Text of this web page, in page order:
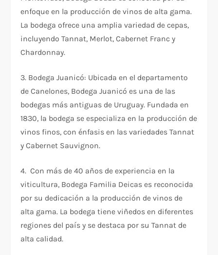
enfoque en la producción de vinos de alta gama.
La bodega ofrece una amplia variedad de cepas,
incluyendo Tannat, Merlot, Cabernet Franc y
Chardonnay.
3. Bodega Juanicó: Ubicada en el departamento
de Canelones, Bodega Juanicó es una de las
bodegas más antiguas de Uruguay. Fundada en
1830, la bodega se especializa en la producción de
vinos finos, con énfasis en las variedades Tannat
y Cabernet Sauvignon.
4. Con más de 40 años de experiencia en la
viticultura, Bodega Familia Deicas es reconocida
por su dedicación a la producción de vinos de
alta gama. La bodega tiene viñedos en diferentes
regiones del país y se destaca por su Tannat de
alta calidad.